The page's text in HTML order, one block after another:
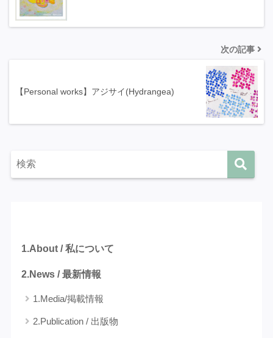
次の記事
【Personal works】アジサイ(Hydrangea)
1.About / 私について
2.News / 最新情報
1.Media/掲載情報
2.Publication / 出版物